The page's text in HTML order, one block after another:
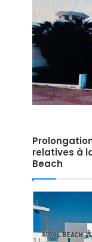
relatives à
Beach